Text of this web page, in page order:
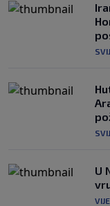
U